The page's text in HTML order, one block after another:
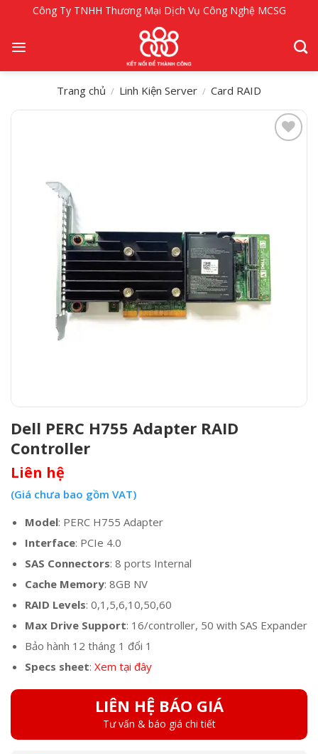
nội
Công Ty TNHH Thương Mại Dịch Vụ Công Nghệ MCSG
Trang chủ / Linh Kiện Server / Card RAID
Dell PERC H755 Adapter RAID
Controller
Liên hệ
(Giá chưa bao gồm VAT)
Model: PERC H755 Adapter
Interface: PCIe 4.0
SAS Connectors: 8 ports Internal
Cache Memory: 8GB NV
RAID Levels: 0,1,5,6,10,50,60
Max Drive Support: 16/controller, 50 with SAS Expander
Bảo hành 12 tháng 1 đổi 1
Specs sheet: Xem tại đây
LIÊN HỆ BÁO GIÁ
Tư vấn & báo giá chi tiết